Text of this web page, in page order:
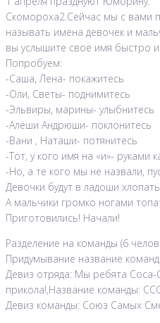
Скомороха2.Сейчас мы с вами
называть имена девочек и
вы услышите своё имя быстро
Попробуем:
-Саша, Лена- покажитесь
-Оли, Светы- поднимитесь
-Эльвиры, марины- улыбнитесь
-Алёши Андрюши- поклонитесь
-Вани , Наташи- потянитесь
-Тот, у кого имя на «и»- руками
-Но, а те кого мы не назвали,
Девочки будут в ладоши
А мальчики громко ногами
Приготовились! Начали!
Разделение на команды (6
Придумывание название
Девиз отряда: Мы ребята
прикола!,Название команды:
Девиз команды: Союз Самых